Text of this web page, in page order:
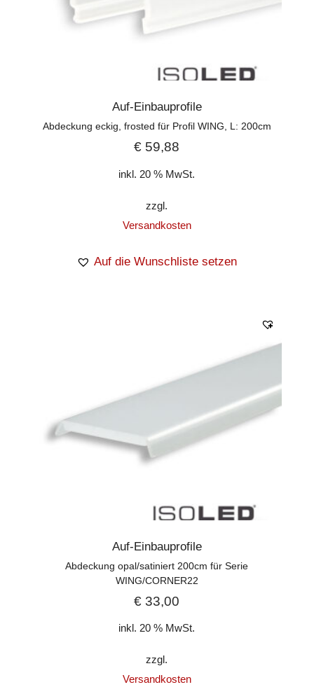
Auf-Einbauprofile
Abdeckung eckig, frosted für Profil WING, L: 200cm
€ 59,88
inkl. 20 % MwSt.
zzgl.
Versandkosten
Auf die Wunschliste setzen
Auf-Einbauprofile
Abdeckung opal/satiniert 200cm für Serie
WING/CORNER22
€ 33,00
inkl. 20 % MwSt.
zzgl.
Versandkosten